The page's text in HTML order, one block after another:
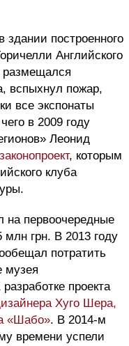
здании построенного
Английского
размещался
вспыхнул пожар,
все экспонаты
в 2009 году
Леонид
, которым
клуба
на первоочередные
млн грн. В 2013 году
потратить
музея
проекта
Хуго Шера,
«Шабо». В 2014-м
времени успели